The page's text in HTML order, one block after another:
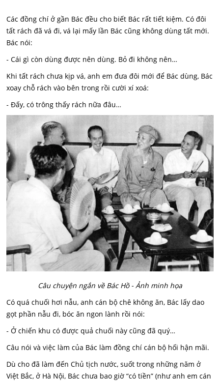
Các đồng chí ở gần Bác đều cho biết Bác rất tiết kiệm. Có đôi
tất rách đã vá đi, vá lại mấy lần Bác cũng không dùng tất mới.
Bác nói:
- Cái gì còn dùng được nên dùng. Bỏ đi không nên…
Khi tất rách chưa kịp vá, anh em đưa đôi mới để Bác dùng, Bác
xoay chỗ rách vào bên trong rồi cười xí xoá:
- Đấy, có trông thấy rách nữa đâu…
Câu chuyện ngắn về Bác Hồ - Ảnh minh họa
Có quá chuối hơi nẫu, anh cán bộ chê không ăn, Bác lấy dao
gọt phần nẫu đi, bóc ăn ngon lành rồi nói:
- Ở chiến khu có được quả chuối này cũng đã quý…
Câu nói và việc làm của Bác làm đồng chí cán bộ hối hận mãi.
Dù cho đã làm đến Chủ tịch nước, suốt trong những năm ở
Việt Bắc, ở Hà Nội, Bác chưa bao giờ “có tiền” (như anh em cán